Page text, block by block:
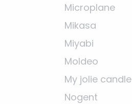
Microplane
Mikasa
Miyabi
Moldeo
My jolie candle
Nogent